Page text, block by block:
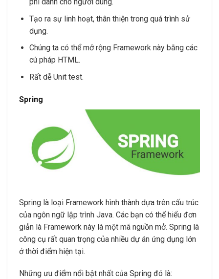
Tạo ra sự linh hoạt, thân thiện trong quá trình sử
dụng.
Chúng ta có thể mở rộng Framework này bằng các
cú pháp HTML.
Rất dễ Unit test.
Spring
Spring là loại Framework hình thành dựa trên cấu trúc
của ngôn ngữ lập trình Java. Các bạn có thể hiểu đơn
giản là Framework này là một mã nguồn mở. Spring là
công cụ rất quan trọng của nhiều dự án ứng dụng lớn
ở thời điểm hiện tại.
Những ưu điểm nổi bật nhất của Spring đó là: